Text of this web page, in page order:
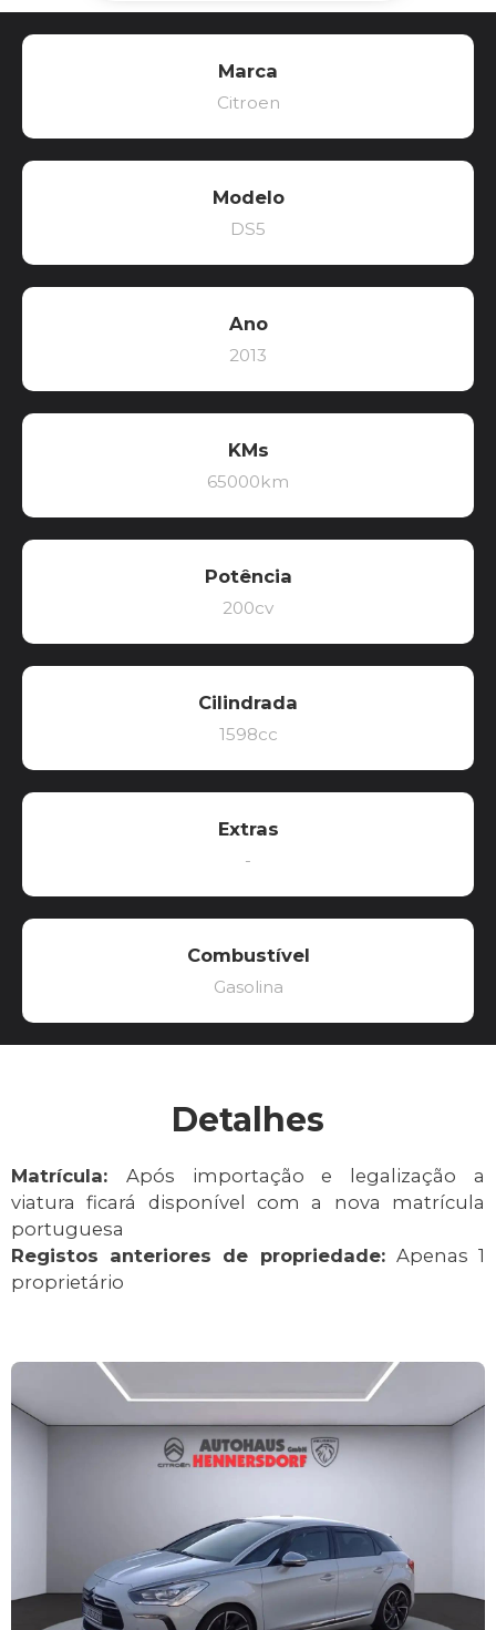
Marca
Citroen
Modelo
DS5
Ano
2013
KMs
65000km
Potência
200cv
Cilindrada
1598cc
Extras
-
Combustível
Gasolina
Detalhes
Matrícula: Após importação e legalização a
viatura ficará disponível com a nova matrícula
portuguesa
Registos anteriores de propriedade: Apenas 1
proprietário